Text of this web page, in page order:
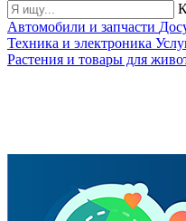
Автомобили и запчасти
Техника и электроника
Растения и товары для